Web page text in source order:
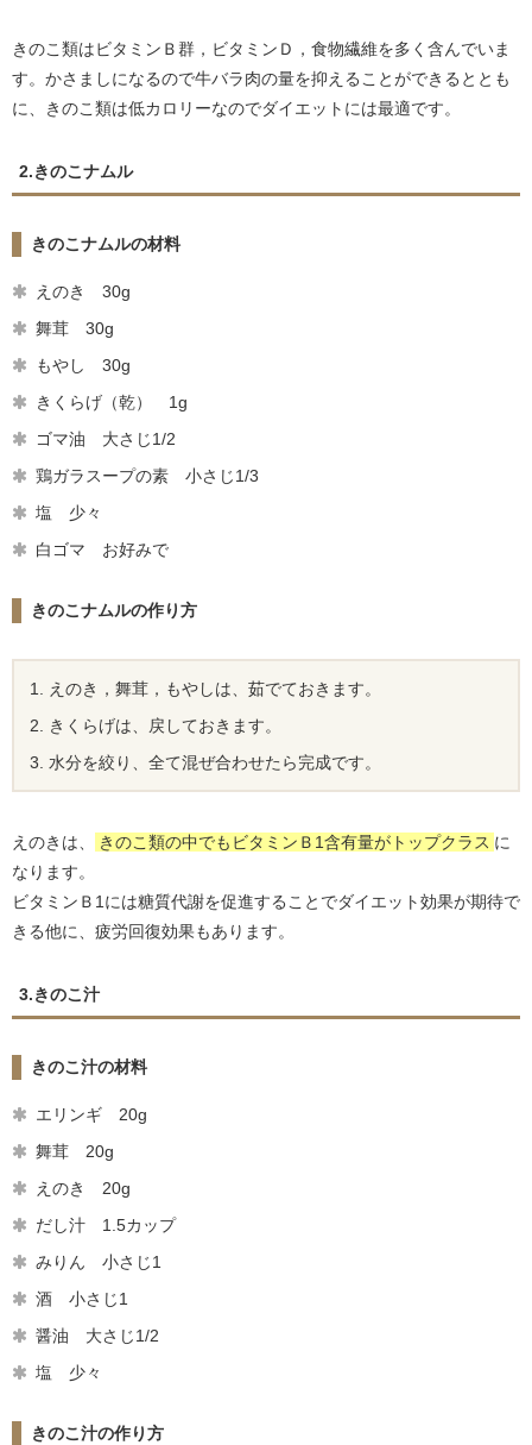
きのこ類はビタミンＢ群，ビタミンＤ，食物繊維を多く含んでいま
す。かさましになるので牛バラ肉の量を抑えることができるととも
に、きのこ類は低カロリーなのでダイエットには最適です。
2.きのこナムル
きのこナムルの材料
えのき 30g
舞茸 30g
もやし 30g
きくらげ（乾） 1g
ゴマ油 大さじ1/2
鶏ガラスープの素 小さじ1/3
塩 少々
白ゴマ お好みで
きのこナムルの作り方
えのき，舞茸，もやしは、茹でておきます。
きくらげは、戻しておきます。
水分を絞り、全て混ぜ合わせたら完成です。
えのきは、 きのこ類の中でもビタミンＢ1含有量がトップクラス に
なります。
ビタミンＢ1には糖質代謝を促進することでダイエット効果が期待で
きる他に、疲労回復効果もあります。
3.きのこ汁
きのこ汁の材料
エリンギ 20g
舞茸 20g
えのき 20g
だし汁 1.5カップ
みりん 小さじ1
酒 小さじ1
醤油 大さじ1/2
塩 少々
きのこ汁の作り方